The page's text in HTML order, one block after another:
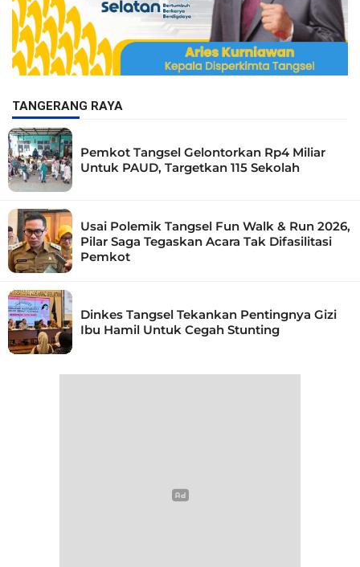
TANGERANG RAYA
Pemkot Tangsel Gelontorkan Rp4 Miliar
Untuk PAUD, Targetkan 115 Sekolah
Usai Polemik Tangsel Fun Walk & Run 2026,
Pilar Saga Tegaskan Acara Tak Difasilitasi
Pemkot
Dinkes Tangsel Tekankan Pentingnya Gizi
Ibu Hamil Untuk Cegah Stunting